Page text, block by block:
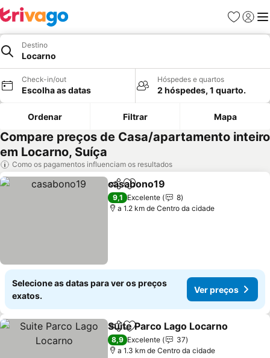
Favoritos
Iniciar
Destino
Locarno
Check-in/out
Escolha as datas
Hóspedes e quartos
2 hóspedes, 1 quarto.
Ordenar Filtrar Mapa
Compare preços de Casa/apartamento inteiro
em Locarno, Suíça
Como os pagamentos influenciam os resultados
PartilharAdicionar aos favoritos
casabono19
9,1 Excelente
8
a 1.2 km de Centro da cidade
Selecione as datas para ver os preços
exatos.
Ver preços
PartilharAdicionar aos favoritos
Suite Parco Lago Locarno
8,9 Excelente
37
a 1.3 km de Centro da cidade